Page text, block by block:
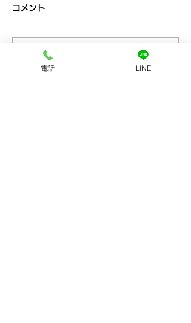
プラチナ買取なら神戸市
コメント
コメントを追加…
電話 LINE